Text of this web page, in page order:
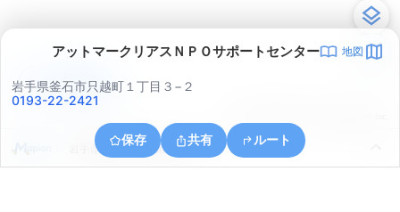
アットマークリアスＮＰＯサポートセンター 地図
岩手県釜石市只越町１丁目３−２
0193-22-2421
保存 共有 ルート
岩手県釜石市釜石第３地割
アプリで見る